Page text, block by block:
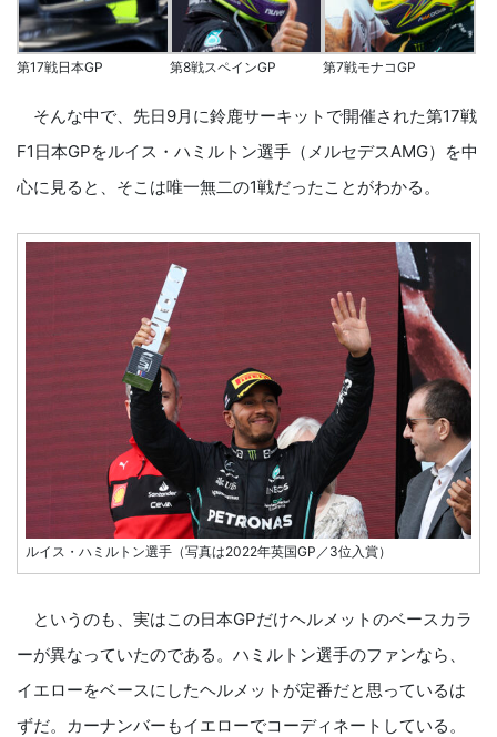
第17戦日本GP 第8戦スペインGP 第7戦モナコGP
そんな中で、先日9月に鈴鹿サーキットで開催された第17戦
F1日本GPをルイス・ハミルトン選手（メルセデスAMG）を中
心に見ると、そこは唯一無二の1戦だったことがわかる。
ルイス・ハミルトン選手（写真は2022年英国GP／3位入賞）
というのも、実はこの日本GPだけヘルメットのベースカラ
ーが異なっていたのである。ハミルトン選手のファンなら、
イエローをベースにしたヘルメットが定番だと思っているは
ずだ。カーナンバーもイエローでコーディネートしている。